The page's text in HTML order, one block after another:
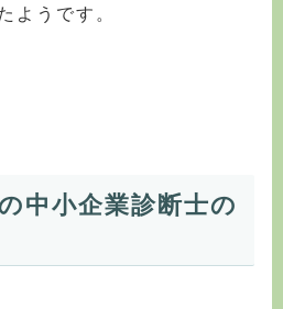
ようです。
中小企業診断士の